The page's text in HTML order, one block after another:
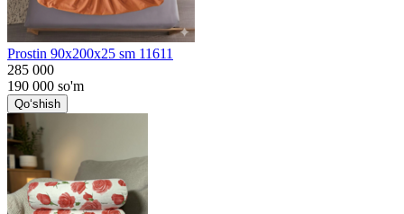
Prostin 90x200x25 sm 11611
285 000
190 000 so'm
Qo‘shish